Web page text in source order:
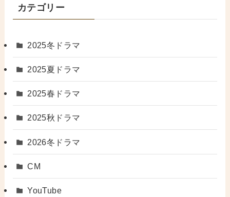
カテゴリー
2025冬ドラマ
2025夏ドラマ
2025春ドラマ
2025秋ドラマ
2026冬ドラマ
CM
YouTube